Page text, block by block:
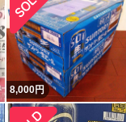
8,000円